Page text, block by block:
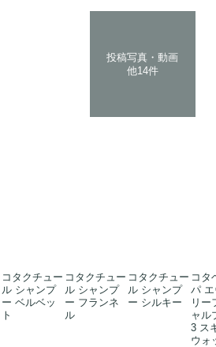
投稿写真・動画
他14件
コタクチュー
ル シャンプ
ー ベルベッ
ト
コタクチュー
ル シャンプ
ー フランネ
ル
コタクチュー
ル シャンプ
ー シルキー
コタ
パ
リー
ャル
3 ス
ウォ